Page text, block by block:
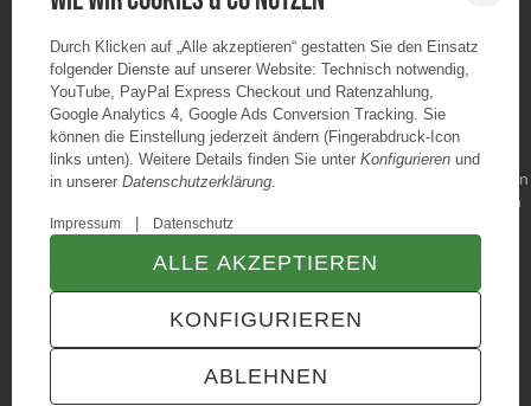
TECHNIK JTL-Shop Template VERTRAG WIDERRUFEN
Durch Klicken auf „Alle akzeptieren“ gestatten Sie den Einsatz
folgender Dienste auf unserer Website: Technisch notwendig,
YouTube, PayPal Express Checkout und Ratenzahlung,
Google Analytics 4, Google Ads Conversion Tracking. Sie
können die Einstellung jederzeit ändern (Fingerabdruck-Icon
links unten). Weitere Details finden Sie unter Konfigurieren und
in unserer Datenschutzerklärung.
Impressum Datenschutz
ABLEHNEN
KONFIGURIEREN
ALLE AKZEPTIEREN